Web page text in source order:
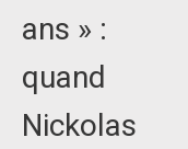
ans » :
quand
Nickolas